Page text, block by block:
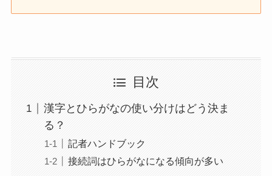
目次
漢字とひらがなの使い分けはどう決ま
る？
記者ハンドブック
接続詞はひらがなになる傾向が多い